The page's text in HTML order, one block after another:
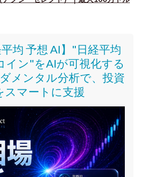
平均 予想 AI】"日経平均
イン"をAIが可視化する
メンタル分析で、投資
スマートに支援